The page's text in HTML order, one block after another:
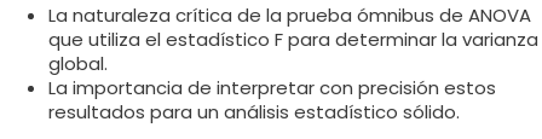
La naturaleza crítica de la prueba ómnibus de ANOVA
que utiliza el estadístico F para determinar la varianza
global.
La importancia de interpretar con precisión estos
resultados para un análisis estadístico sólido.